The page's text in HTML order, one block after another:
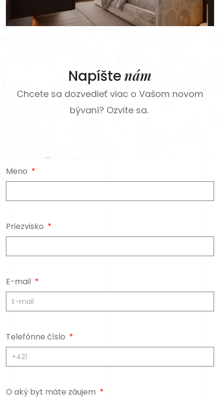
Napíštenám
Chcete sa dozvedieť viac o Vašom novom
bývaní? Ozvite sa.
Meno
Priezvisko
E-mail
Telefónne číslo
O aký byt máte záujem